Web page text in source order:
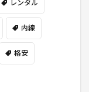
レンタル
内線
格安